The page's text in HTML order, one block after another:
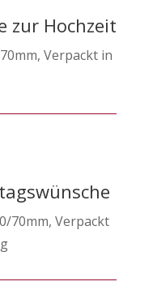
zur Hochzeit
Verpackt in
70mm, Verpackt